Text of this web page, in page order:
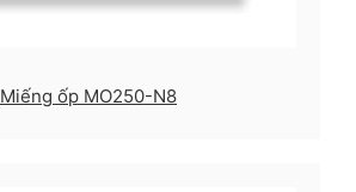
Miếng ốp MO250-N8